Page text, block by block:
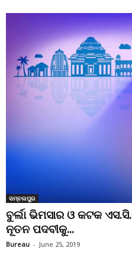
ସମ୍ବଲପୁର
ବୁର୍ଲା ଭିମସାର ଓ କଟକ
ନୂତନ ପଦବୀକୁ...
Bureau - June 25, 2019